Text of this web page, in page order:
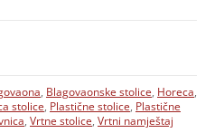
, Blagovaonske stolice, Horeca,
stolice, Plastične stolice, Plastične
, Vrtne stolice, Vrtni namještaj